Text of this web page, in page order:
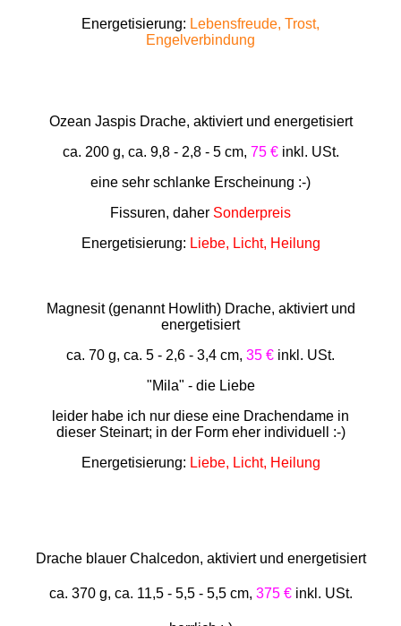
Energetisierung: Lebensfreude, Trost,
Engelverbindung
Ozean Jaspis Drache, aktiviert und energetisiert
ca. 200 g, ca. 9,8 - 2,8 - 5 cm, 75 €inkl. USt.
eine sehr schlanke Erscheinung :-)
Fissuren, daher Sonderpreis
Energetisierung: Liebe, Licht, Heilung
Magnesit (genannt Howlith) Drache, aktiviert und
energetisiert
ca. 70 g, ca. 5 - 2,6 - 3,4 cm, 35 € inkl. USt.
"Mila" - die Liebe
leider habe ich nur diese eine Drachendame in
dieser Steinart; in der Form eher individuell :-)
Energetisierung: Liebe, Licht, Heilung
Drache blauer Chalcedon, aktiviert und energetisiert
ca. 370 g, ca. 11,5 - 5,5 - 5,5 cm, 375 € inkl. USt.